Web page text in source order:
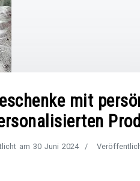
mit
am30 Juni 2024